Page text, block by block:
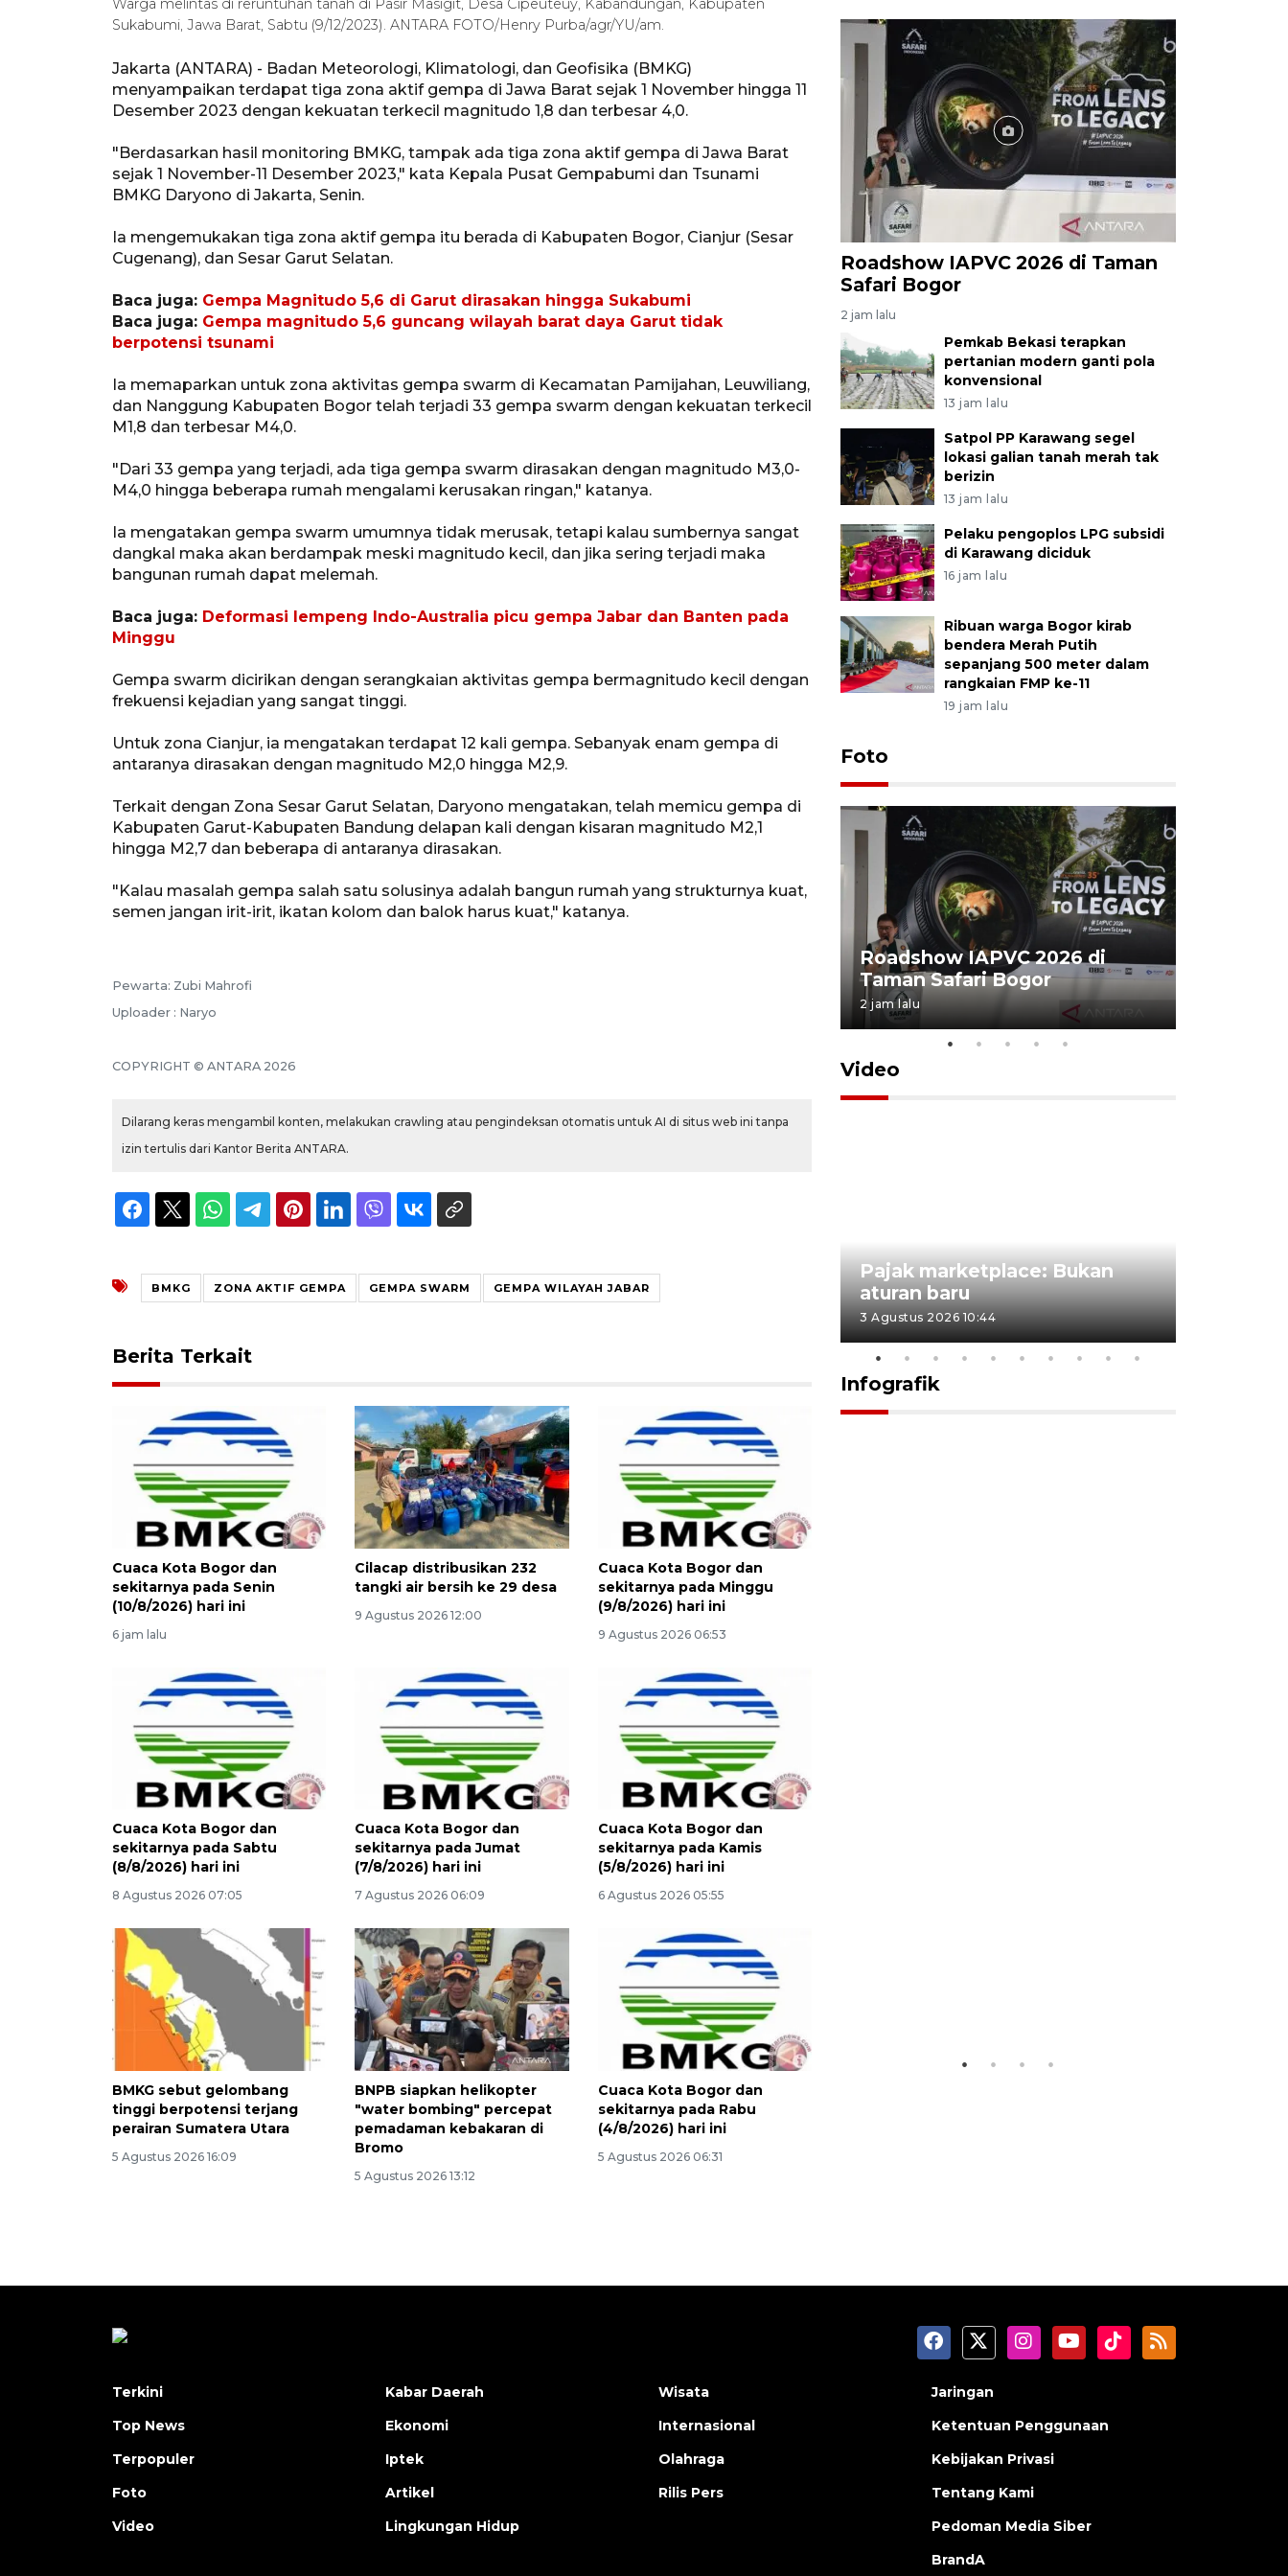
Warga melintas di reruntuhan tanah di Pasir Masigit, Desa Cipeuteuy, Kabandungan, Kabupaten
Sukabumi, Jawa Barat, Sabtu (9/12/2023). ANTARA FOTO/Henry Purba/agr/YU/am.
Jakarta (ANTARA) - Badan Meteorologi, Klimatologi, dan Geofisika (BMKG)
menyampaikan terdapat tiga zona aktif gempa di Jawa Barat sejak 1 November hingga 11
Desember 2023 dengan kekuatan terkecil magnitudo 1,8 dan terbesar 4,0.
"Berdasarkan hasil monitoring BMKG, tampak ada tiga zona aktif gempa di Jawa Barat
sejak 1 November-11 Desember 2023," kata Kepala Pusat Gempabumi dan Tsunami
BMKG Daryono di Jakarta, Senin.
Ia mengemukakan tiga zona aktif gempa itu berada di Kabupaten Bogor, Cianjur (Sesar
Cugenang), dan Sesar Garut Selatan.
Baca juga: Gempa Magnitudo 5,6 di Garut dirasakan hingga Sukabumi
Baca juga: Gempa magnitudo 5,6 guncang wilayah barat daya Garut tidak
berpotensi tsunami
Ia memaparkan untuk zona aktivitas gempa swarm di Kecamatan Pamijahan, Leuwiliang,
dan Nanggung Kabupaten Bogor telah terjadi 33 gempa swarm dengan kekuatan terkecil
M1,8 dan terbesar M4,0.
"Dari 33 gempa yang terjadi, ada tiga gempa swarm dirasakan dengan magnitudo M3,0-
M4,0 hingga beberapa rumah mengalami kerusakan ringan," katanya.
Ia mengatakan gempa swarm umumnya tidak merusak, tetapi kalau sumbernya sangat
dangkal maka akan berdampak meski magnitudo kecil, dan jika sering terjadi maka
bangunan rumah dapat melemah.
Baca juga: Deformasi lempeng Indo-Australia picu gempa Jabar dan Banten pada
Minggu
Gempa swarm dicirikan dengan serangkaian aktivitas gempa bermagnitudo kecil dengan
frekuensi kejadian yang sangat tinggi.
Untuk zona Cianjur, ia mengatakan terdapat 12 kali gempa. Sebanyak enam gempa di
antaranya dirasakan dengan magnitudo M2,0 hingga M2,9.
Terkait dengan Zona Sesar Garut Selatan, Daryono mengatakan, telah memicu gempa di
Kabupaten Garut-Kabupaten Bandung delapan kali dengan kisaran magnitudo M2,1
hingga M2,7 dan beberapa di antaranya dirasakan.
"Kalau masalah gempa salah satu solusinya adalah bangun rumah yang strukturnya kuat,
semen jangan irit-irit, ikatan kolom dan balok harus kuat," katanya.
Pewarta: Zubi Mahrofi
Uploader : Naryo
COPYRIGHT © ANTARA 2026
Dilarang keras mengambil konten, melakukan crawling atau pengindeksan otomatis untuk AI di situs web ini tanpa
izin tertulis dari Kantor Berita ANTARA.
BMKG ZONA AKTIF GEMPA GEMPA SWARM GEMPA WILAYAH JABAR
Berita Terkait
Cuaca Kota Bogor dan
sekitarnya pada Senin
(10/8/2026) hari ini
6 jam lalu
Cilacap distribusikan 232
tangki air bersih ke 29 desa
9 Agustus 2026 12:00
Cuaca Kota Bogor dan
sekitarnya pada Minggu
(9/8/2026) hari ini
9 Agustus 2026 06:53
Cuaca Kota Bogor dan
sekitarnya pada Sabtu
(8/8/2026) hari ini
8 Agustus 2026 07:05
Cuaca Kota Bogor dan
sekitarnya pada Jumat
(7/8/2026) hari ini
7 Agustus 2026 06:09
Cuaca Kota Bogor dan
sekitarnya pada Kamis
(5/8/2026) hari ini
6 Agustus 2026 05:55
BMKG sebut gelombang
tinggi berpotensi terjang
perairan Sumatera Utara
5 Agustus 2026 16:09
BNPB siapkan helikopter
"water bombing" percepat
pemadaman kebakaran di
Bromo
5 Agustus 2026 13:12
Cuaca Kota Bogor dan
sekitarnya pada Rabu
(4/8/2026) hari ini
5 Agustus 2026 06:31
Roadshow IAPVC 2026 di Taman
Safari Bogor
2 jam lalu
Pemkab Bekasi terapkan
pertanian modern ganti pola
konvensional
13 jam lalu
Satpol PP Karawang segel
lokasi galian tanah merah tak
berizin
13 jam lalu
Pelaku pengoplos LPG subsidi
di Karawang diciduk
16 jam lalu
Ribuan warga Bogor kirab
bendera Merah Putih
sepanjang 500 meter dalam
rangkaian FMP ke-11
19 jam lalu
Foto
Roadshow IAPVC 2026 di
Taman Safari Bogor
2 jam lalu
Video
Pelanggan Filaha Farm setia
sampai 8 tahan?
Pajak marketplace: Bukan
aturan baru
3 Agustus 2026 10:44
Infografik
Memacu produksi sawit untuk
penuhi kebutuhan
2026-08-09 12:00:00
Terkini
Top News
Terpopuler
Foto
Video
Kabar Daerah
Ekonomi
Iptek
Artikel
Lingkungan Hidup
Wisata
Internasional
Olahraga
Rilis Pers
Jaringan
Ketentuan Penggunaan
Kebijakan Privasi
Tentang Kami
Pedoman Media Siber
BrandA